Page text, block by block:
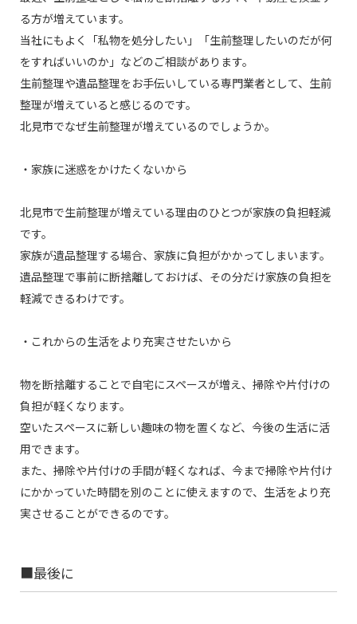
る方が増えています。
当社にもよく「私物を処分したい」「生前整理したいのだが何
をすればいいのか」などのご相談があります。
生前整理や遺品整理をお手伝いしている専門業者として、生前
整理が増えていると感じるのです。
北見市でなぜ生前整理が増えているのでしょうか。
・家族に迷惑をかけたくないから
北見市で生前整理が増えている理由のひとつが家族の負担軽減
です。
家族が遺品整理する場合、家族に負担がかかってしまいます。
遺品整理で事前に断捨離しておけば、その分だけ家族の負担を
軽減できるわけです。
・これからの生活をより充実させたいから
物を断捨離することで自宅にスペースが増え、掃除や片付けの
負担が軽くなります。
空いたスペースに新しい趣味の物を置くなど、今後の生活に活
用できます。
また、掃除や片付けの手間が軽くなれば、今まで掃除や片付け
にかかっていた時間を別のことに使えますので、生活をより充
実させることができるのです。
■最後に